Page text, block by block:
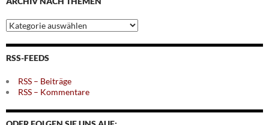
Archiv
nach
Themen
RSS-FEEDS
RSS – Beiträge
RSS – Kommentare